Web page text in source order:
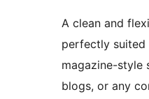
A clean and
perfectly suited
magazine-style
blogs, or any